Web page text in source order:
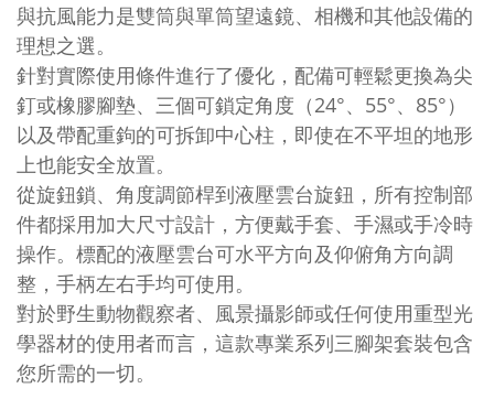
與抗風能力是雙筒與單筒望遠鏡、相機和其他設備的
理想之選。
針對實際使用條件進行了優化，配備可輕鬆更換為尖
釘或橡膠腳墊、三個可鎖定角度（24°、55°、85°）
以及帶配重鉤的可拆卸中心柱，即使在不平坦的地形
上也能安全放置。
從旋鈕鎖、角度調節桿到液壓雲台旋鈕，所有控制部
件都採用加大尺寸設計，方便戴手套、手濕或手冷時
操作。標配的液壓雲台可水平方向及仰俯角方向調
整，手柄左右手均可使用。
對於野生動物觀察者、風景攝影師或任何使用重型光
學器材的使用者而言，這款專業系列三腳架套裝包含
您所需的一切。